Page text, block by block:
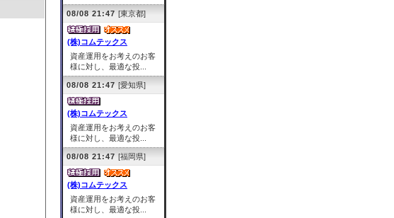
08/08 21:47 [東京都]
(株)コムテックス
資産運用をお考えのお客
様に対し、最適な投...
08/08 21:47 [愛知県]
(株)コムテックス
資産運用をお考えのお客
様に対し、最適な投...
08/08 21:47 [福岡県]
(株)コムテックス
資産運用をお考えのお客
様に対し、最適な投...